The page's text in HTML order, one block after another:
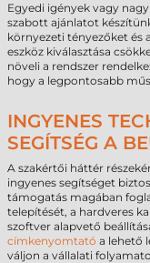
Egyedi igények vagy
szabott ajánlatot
környezeti tényezőket és
eszköz kiválasztása
növeli a rendszer
hogy a legpontosabb
INGYENES
SEGÍTSÉG A
A szakértői háttér
ingyenes segítséget
támogatás magában
telepítését, a hardveres
szoftver alapvető
címkenyomtató a lehető
váljon a vállalati